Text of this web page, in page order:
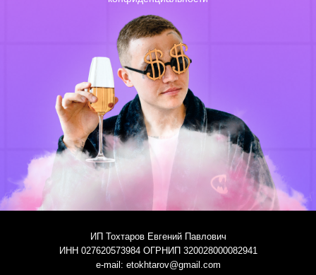
ИП Тохтаров Евгений Павлович
ИНН 027620573984 ОГРНИП 320028000082941
e-mail: etokhtarov@gmail.com